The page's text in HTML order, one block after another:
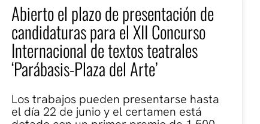
Abierto el plazo de presentación de
candidaturas para el XII Concurso
Internacional de textos teatrales
‘Parábasis-Plaza del Arte’
Los trabajos pueden presentarse hasta
el día 22 de junio y el certamen está